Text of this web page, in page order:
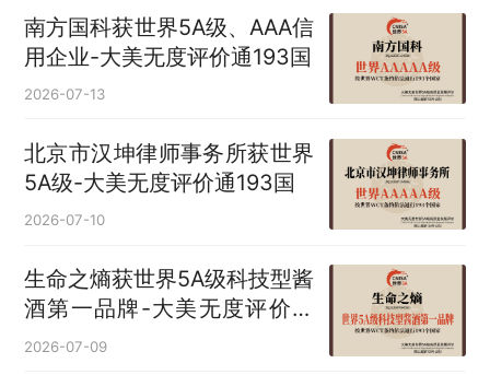
南方国科获世界5A级、AAA信
用企业-大美无度评价通193国
2026-07-13
北京市汉坤律师事务所获世界
5A级-大美无度评价通193国
2026-07-10
生命之熵获世界5A级科技型酱
酒第一品牌-大美无度评价通
193国
2026-07-09